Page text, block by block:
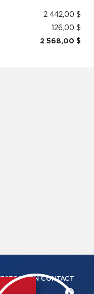
2 442,00 $
126,00 $
2 568,00 $
EN CONTACT